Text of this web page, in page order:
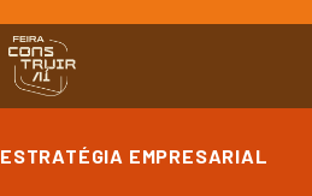
ESTRATÉGIA EMPRESARIAL